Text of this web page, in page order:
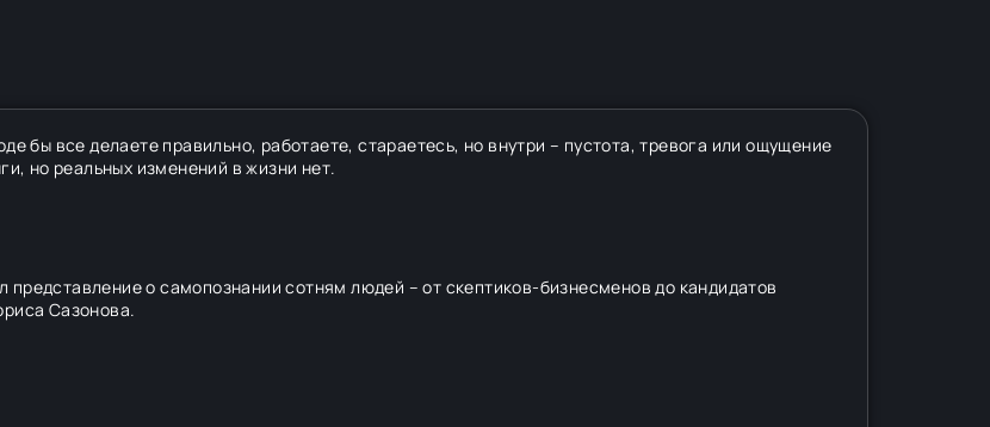
бы все делаете правильно, работаете, стараетесь, но внутри – пустота, тревога или ощущение
но реальных изменений в жизни нет.
о самопознании сотням людей – от скептиков-бизнесменов до кандидатов
Сазонова.